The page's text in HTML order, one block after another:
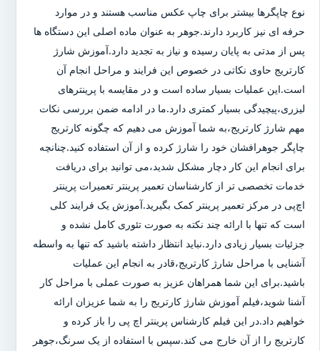
نوع چاپگرها بیشتر برای چاپ عکس مناسب هستند و در موارد
حرفه ای نیز کاربرد دارند.جوهر به عنوان ماده اصلی این دستگاه ها
پس از مدتی به پایان رسیده و نیاز به تجدید دارد.آموزش شارژ
کارتریج حاوی نکاتی در خصوص این فرایند و مراحل انجام آن
است.این عملیات بسیار ساده است و در مقایسه با پرینترهای
لیزری،پیچیدگی بسیار کمتری دارد.ما در ادامه ضمن بررسی نکات
مهم شارژ کارتریج،به شما آموزش می دهیم که چگونه کارتریج
چاپگر جوهرافشان خود را شارژ کرده و از آن استفاده کنید.چنانچه
برای انجام این کار دچار مشکل شدید،می توانید برای دریافت
خدمات تخصصی تر از کارشناسان تعمیر پرینتر تعمیرات پرینتر
اچ‌پی در مرکز تعمیر پرینتر کمک بگیرید.آموزش یک فرایند کلی
است که تنها با ارائه چند نکته به صورت تئوری کامل نشده و
جزئیات بسیار زیادی دارد.نباید انتظار داشته باشید که تنها به واسطه
آشنایی با مراحل شارژ کارتریج،قادر به انجام این عملیات
باشید.برای این شما همراهان عزیز به صورت عملی با مراحل کار
آشنا شوید،فیلم آموزش شارژ کارتریج را به شما عزیزان ارائه
خواهیم داد.در این فیلم کارشناس پرینتر اچ پی را باز کرده و
کارتریج را از آن خارج می کند.سپس با استفاده از یک سرنگ،جوهر